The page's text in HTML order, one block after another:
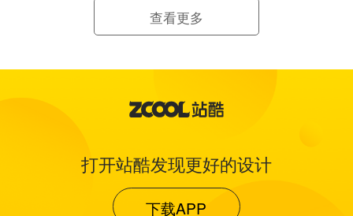
查看更多
打开站酷发现更好的设计
下载APP